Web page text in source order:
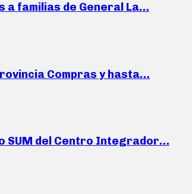
a familias de General La…
Compras y hasta…
SUM del Centro Integrador…